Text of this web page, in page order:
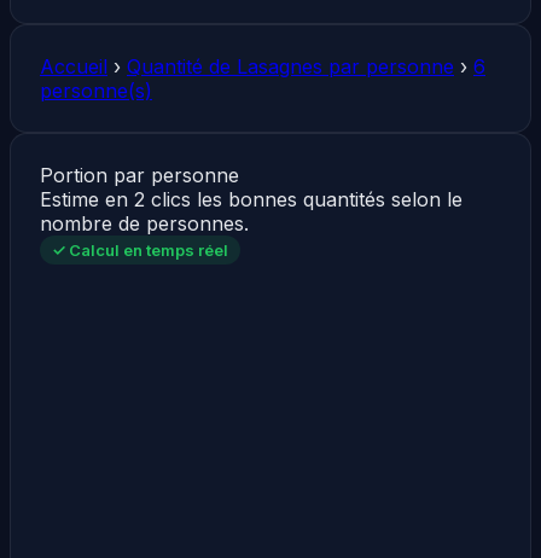
Accueil › Quantité de Lasagnes par personne › 6
personne(s)
Portion par personne
Estime en 2 clics les bonnes quantités selon le
nombre de personnes.
✓ Calcul en temps réel